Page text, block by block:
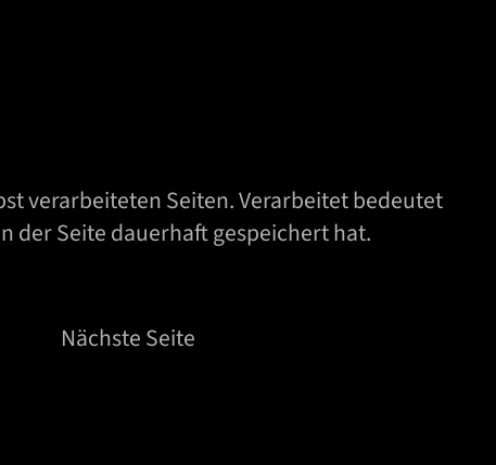
verarbeiteten Seiten. Verarbeitet bedeutet
der Seite dauerhaft gespeichert hat.
Nächste Seite